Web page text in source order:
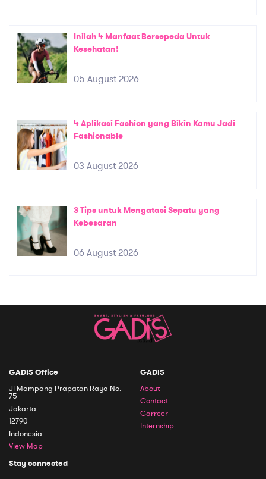
Inilah 4 Manfaat Bersepeda Untuk
Kesehatan!
05 August 2026
4 Aplikasi Fashion yang Bikin Kamu Jadi
Fashionable
03 August 2026
3 Tips untuk Mengatasi Sepatu yang
Kebesaran
06 August 2026
GADIS Office
Jl Mampang Prapatan Raya No.
75
Jakarta
12790
Indonesia
View Map
GADIS
About
Contact
Carreer
Internship
Stay connected